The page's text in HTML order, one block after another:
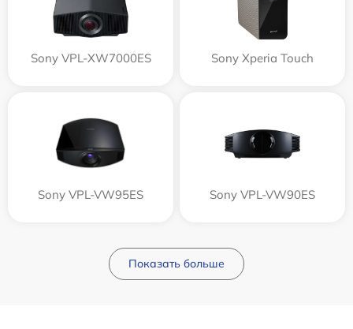
Sony VPL-XW7000ES Sony Xperia Touch
Sony VPL-VW95ES Sony VPL-VW90ES
Показать больше